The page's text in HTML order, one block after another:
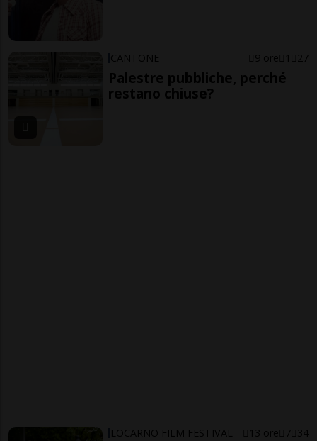
CANTONE 9 ore 1 27
Palestre pubbliche, perché
restano chiuse?
LOCARNO FILM FESTIVAL 13 ore 7 34